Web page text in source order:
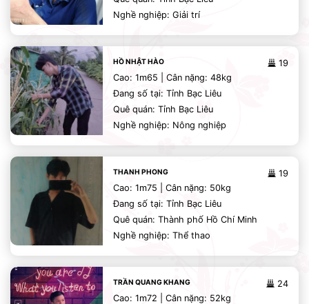
Nghề nghiệp: Giải trí
19
HỒ NHẬT HÀO
Cao: 1m65 | Cân nặng: 48kg
Đang số tại: Tỉnh Bạc Liêu
Quê quán: Tỉnh Bạc Liêu
Nghề nghiệp: Nông nghiệp
19
THANH PHONG
Cao: 1m75 | Cân nặng: 50kg
Đang số tại: Tỉnh Bạc Liêu
Quê quán: Thành phố Hồ Chí Minh
Nghề nghiệp: Thể thao
24
TRẦN QUANG KHANG
Cao: 1m72 | Cân nặng: 52kg